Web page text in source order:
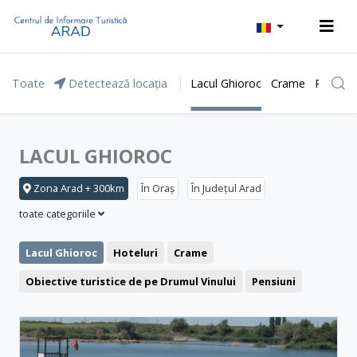
Toate Detectează locația Lacul Ghioroc Crame Parcul
LACUL GHIOROC
Zona Arad + 300km În Oraș
În Județul Arad
toate categoriile
Lacul Ghioroc Hoteluri
Crame
Obiective turistice de pe Drumul Vinului
Pensiuni
Băile Lipova
Motel
Restaurant